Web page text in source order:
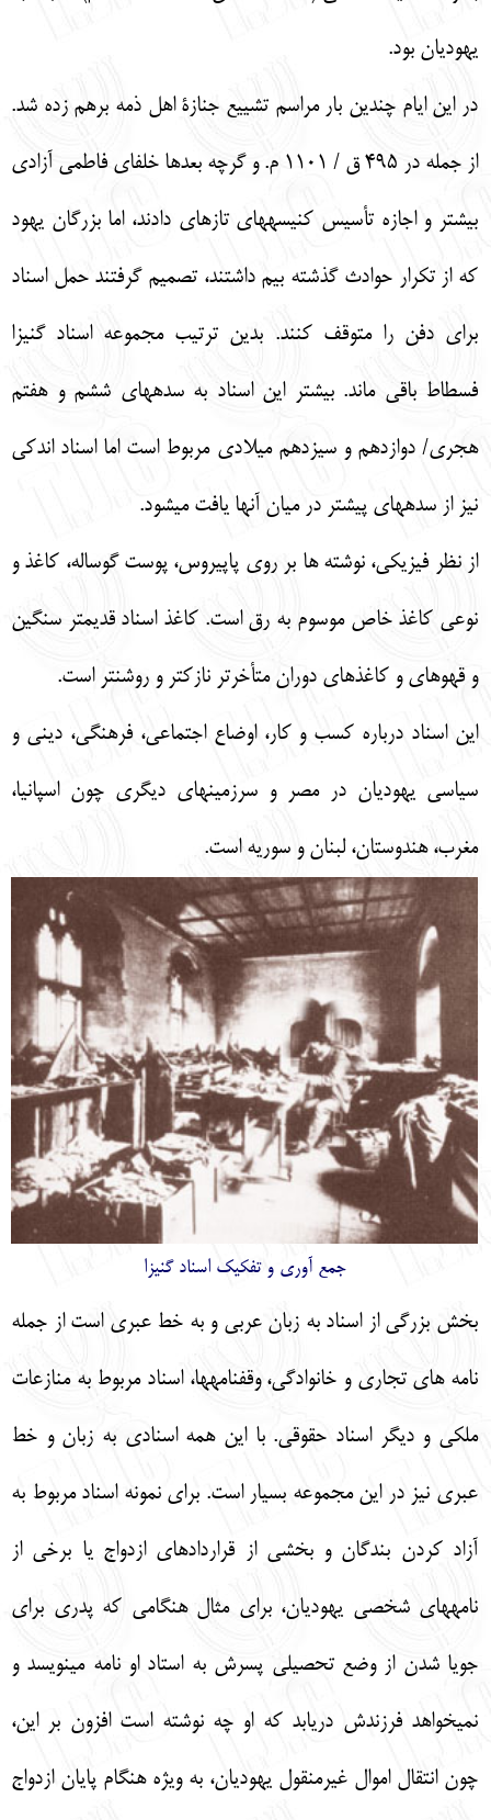
يهوديان بود.
در اين ايام چندين بار مراسم تشييع جنازة اهل ذمه برهم زده شد.
از جمله در 495 ق / 1101 م. و گرچه بعدها خلفاي فاطمي آزادي
بيشتر و اجازه تأسيس كنيسه‏هاي تازه‏اي دادند، اما بزرگان يهود
كه از تكرار حوادث گذشته بيم داشتند، تصميم گرفتند حمل اسناد
براي دفن را متوقف كنند. بدين ترتيب مجموعه اسناد گنيزا
فسطاط باقي ماند. بيشتر اين اسناد به سده‏هاي ششم و هفتم
هجري/ دوازدهم و سيزدهم ميلادي مربوط است اما اسناد اندكي
نيز از سده‏‎هاي پيشتر در ميان آنها يافت مي‏شود.
از نظر فيزيكي، نوشته ‏ها بر روي پاپيروس، پوست گوساله، كاغذ و
نوعي كاغذ خاص موسوم به رق است. كاغذ اسناد قديم‏تر سنگين
و قهوه‏اي و كاغذهاي دوران متأخرتر نازك‏تر و روشن‏تر است.
اين اسناد درباره كسب و كار، اوضاع اجتماعي، فرهنگي، ديني و
سياسي يهوديان در مصر و سرزمين‏هاي ديگري چون اسپانيا،
مغرب، هندوستان، لبنان و سوريه است.
جمع آوري و تفكيك اسناد گنيزا
بخش بزرگي از اسناد به زبان عربي و به خط عبري است از جمله
نامه‏ هاي تجاري و خانوادگي، وقف‏نامه‏ها، اسناد مربوط به منازعات
ملكي و ديگر اسناد حقوقي. با اين همه اسنادي به زبان و خط
عبري نيز در اين مجموعه بسيار است. براي نمونه اسناد مربوط به
آزاد كردن بندگان و بخشي از قراردادهاي ازدواج يا برخي از
نامه‏هاي شخصي يهوديان، براي مثال هنگامي كه پدري براي
جويا شدن از وضع تحصيلي پسرش به استاد او نامه مي‏نويسد و
نمي‏خواهد فرزندش دريابد كه او چه نوشته است افزون بر اين،
چون انتقال اموال غيرمنقول يهوديان، به ويژه هنگام پايان ازدواج